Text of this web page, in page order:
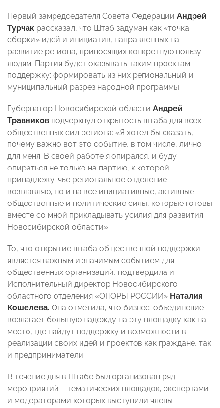
Первый замредседателя Совета Федерации Андрей
Турчак рассказал, что Штаб задуман как «точка
сборки» идей и инициатив, направленных на
развитие региона, приносящих конкретную пользу
людям. Партия будет оказывать таким проектам
поддержку: формировать из них региональный и
муниципальный разрез народной программы.
Губернатор Новосибирской области Андрей
Травников подчеркнул открытость штаба для всех
общественных сил региона: «Я хотел бы сказать,
почему важно вот это событие, в том числе, лично
для меня. В своей работе я опирался, и буду
опираться не только на партию, к которой
принадлежу, чье региональное отделение
возглавляю, но и на все инициативные, активные
общественные и политические силы, которые готовы
вместе со мной прикладывать усилия для развития
Новосибирской области».
То, что открытие штаба общественной поддержки
является важным и значимым событием для
общественных организаций, подтвердила и
Исполнительный директор Новосибирского
областного отделения «ОПОРЫ РОССИИ» Наталия
Кошелева. Она отметила, что бизнес-объединение
возлагает большую надежду на эту площадку как на
место, где найдут поддержку и возможности в
реализации своих идей и проектов как граждане, так
и предприниматели.
В течение дня в Штабе был организован ряд
мероприятий – тематических площадок, экспертами
и модераторами которых выступили члены